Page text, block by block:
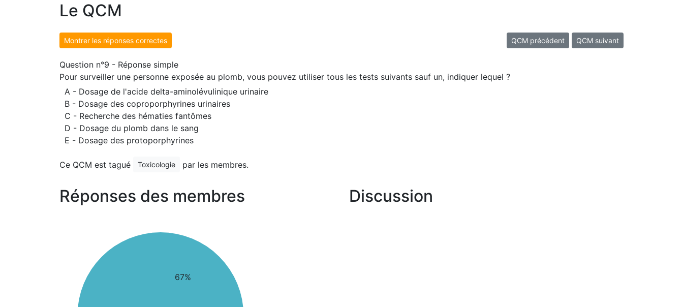
Le QCM
Montrer les réponses correctes QCM précédent QCM suivant
Question n°9 - Réponse simple
Pour surveiller une personne exposée au plomb, vous pouvez utiliser tous les tests suivants sauf un, indiquer lequel ?
A - Dosage de l'acide delta-aminolévulinique urinaire
B - Dosage des coproporphyrines urinaires
C - Recherche des hématies fantômes
D - Dosage du plomb dans le sang
E - Dosage des protoporphyrines
Ce QCM est tagué Toxicologie par les membres.
Réponses des membres
67%
Discussion